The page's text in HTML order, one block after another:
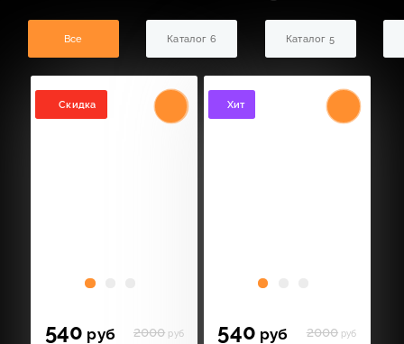
КОНТАКТЫ
Все Каталог 6 Каталог 5
Скидка
540 руб 2000 руб
Хит
540 руб 2000 руб